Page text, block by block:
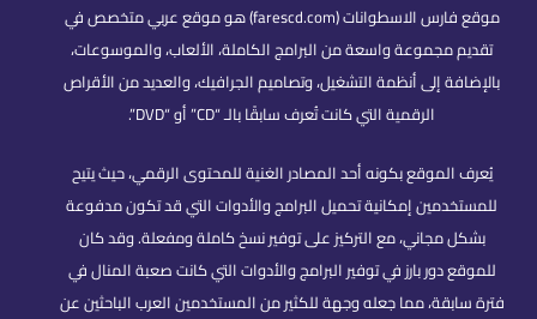
موقع فارس الاسطوانات (farescd.com) هو موقع عربي متخصص في
تقديم مجموعة واسعة من البرامج الكاملة، الألعاب، والموسوعات،
بالإضافة إلى أنظمة التشغيل، وتصاميم الجرافيك، والعديد من الأقراص
الرقمية التي كانت تُعرف سابقًا بالـ “CD” أو “DVD”.
يُعرف الموقع بكونه أحد المصادر الغنية للمحتوى الرقمي، حيث يتيح
للمستخدمين إمكانية تحميل البرامج والأدوات التي قد تكون مدفوعة
بشكل مجاني، مع التركيز على توفير نسخ كاملة ومفعلة. وقد كان
للموقع دور بارز في توفير البرامج والأدوات التي كانت صعبة المنال في
فترة سابقة، مما جعله وجهة للكثير من المستخدمين العرب الباحثين عن